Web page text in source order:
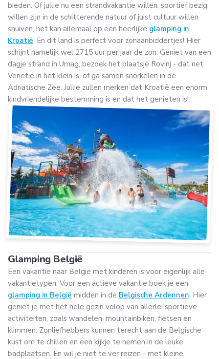
bieden. Of jullie nu een strandvakantie willen, sportief bezig
willen zijn in de schitterende natuur of juist cultuur willen
snuiven, het kan allemaal op een heerlijke glamping in
Kroatië. En dit land is perfect voor zonaanbiddertjes! Hier
schijnt namelijk wel 2715 uur per jaar de zon. Geniet van een
dagje strand in Umag, bezoek het plaatsje Rovinj - dat net
Venetië in het klein is, of ga samen snorkelen in de
Adriatische Zee. Jullie zullen merken dat Kroatië een enorm
kindvriendelijke bestemming is en dat het genieten is!
Glamping België
Een vakantie naar België met kinderen is voor eigenlijk alle
vakantietypen. Voor een actieve vakantie boek je een
glamping in België midden in de Belgische Ardennen. Hier
geniet je met het hele gezin volop van allerlei sportieve
activiteiten, zoals wandelen, mountainbiken, fietsen en
klimmen. Zonliefhebbers kunnen terecht aan de Belgische
kust om te chillen en een kijkje te nemen in de leuke
badplaatsen. En wil je niet te ver reizen - met kleine